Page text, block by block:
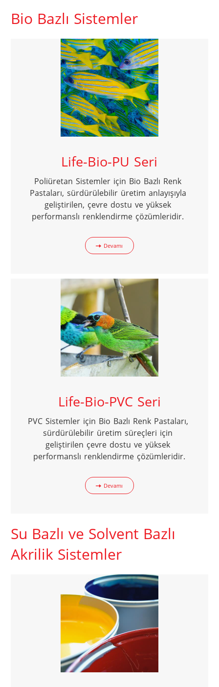
Bio Bazlı Sistemler
Life-Bio-PU Seri
Poliüretan Sistemler için Bio Bazlı Renk
Pastaları, sürdürülebilir üretim anlayışıyla
geliştirilen, çevre dostu ve yüksek
performanslı renklendirme çözümleridir.
Devamı
Life-Bio-PVC Seri
PVC Sistemler için Bio Bazlı Renk Pastaları,
sürdürülebilir üretim süreçleri için
geliştirilen çevre dostu ve yüksek
performanslı renklendirme çözümleridir.
Devamı
Su Bazlı ve Solvent Bazlı
Akrilik Sistemler